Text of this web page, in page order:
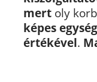
mertoly
képes
értékével.